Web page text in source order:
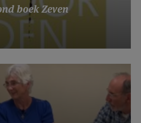
boek Zeven